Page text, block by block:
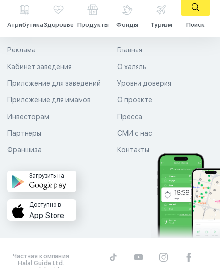
АтрибутикаЗдоровье Продукты Фонды Туризм Поиск
Главная
О халяль
Уровни доверия
Реклама
Кабинет заведения
Приложение для заведений
Приложение для имамов О проекте
Пресса
СМИ о нас
Контакты
Инвесторам
Партнеры
Франшиза
Загрузить на
Доступно в
App Store
Частная компания
Halal Guide Ltd.